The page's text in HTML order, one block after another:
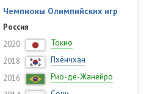
Чемпионы Олимпийских игр
Россия
2020
Токио
2018
Пхёнчхан
2016
Рио-де-Жанейро